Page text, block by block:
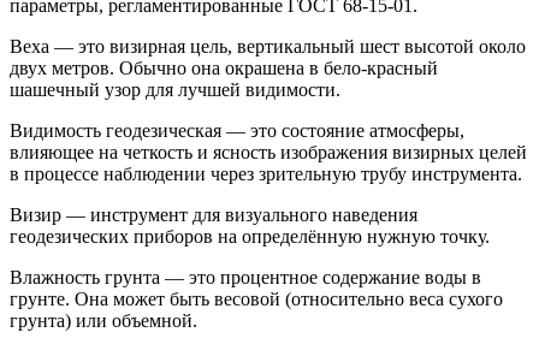
параметры, регламентированные ГОСТ 68-15-01.
Веха — это визирная цель, вертикальный шест высотой около
двух метров. Обычно она окрашена в бело-красный
шашечный узор для лучшей видимости.
Видимость геодезическая — это состояние атмосферы,
влияющее на четкость и ясность изображения визирных целей
в процессе наблюдении через зрительную трубу инструмента.
Визир — инструмент для визуального наведения
геодезических приборов на определённую нужную точку.
Влажность грунта — это процентное содержание воды в
грунте. Она может быть весовой (относительно веса сухого
грунта) или объемной.